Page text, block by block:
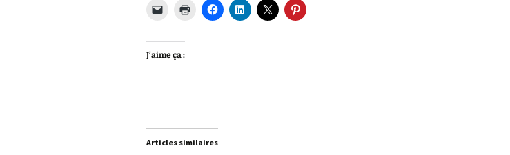
J’aime ça :
Articles similaires